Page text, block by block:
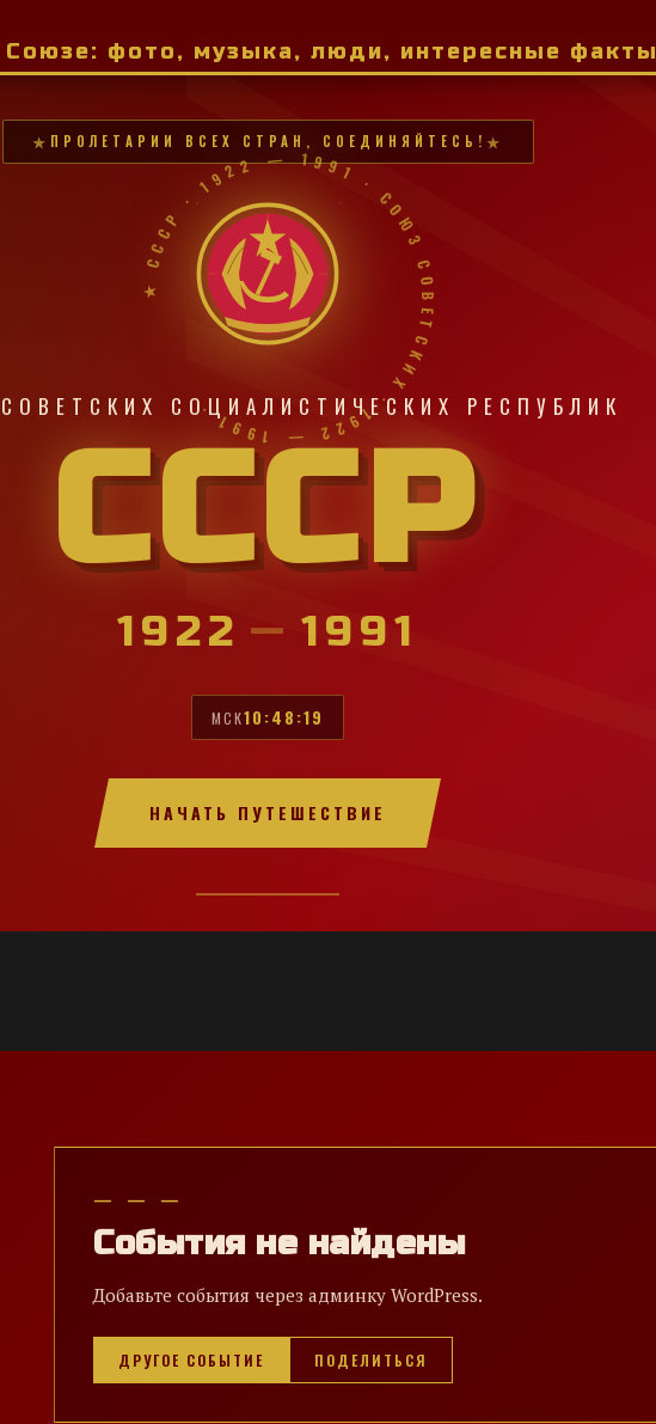
фото, музыка, люди, интересные факты
ПРОЛЕТАРИИ ВСЕХ СТРАН, СОЕДИНЯЙТЕСЬ!
★ СССР · 1922 — 1991 · СОЮЗ СОВЕТСКИХ · 1922 — 1991 ·
СОЦИАЛИСТИЧЕСКИХ РЕСПУБЛИК
СССР
1922 — 1991
МСК10:48:21
НАЧАТЬ ПУТЕШЕСТВИЕ
— — —
События не найдены
Добавьте события через админку WordPress.
ДРУГОЕ СОБЫТИЕ ПОДЕЛИТЬСЯ